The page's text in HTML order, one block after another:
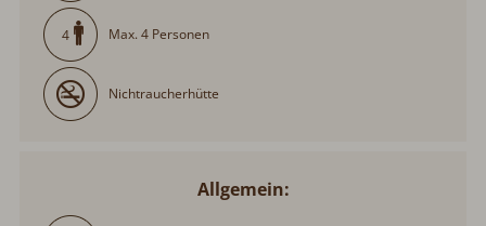
4 Max. 4 Personen
Nichtraucherhütte
Allgemein: